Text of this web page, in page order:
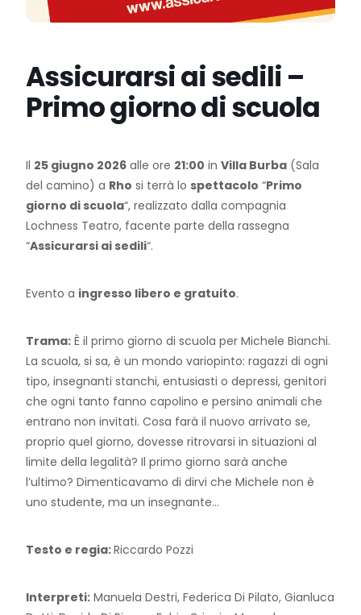
Assicurarsi ai sedili –
Primo giorno di scuola
Il 25 giugno 2026 alle ore 21:00 inVilla Burba (Sala
del camino) a Rho si terrà lo spettacolo “Primo
giorno di scuola“, realizzato dalla compagnia
Lochness Teatro, facente parte della rassegna
“Assicurarsi ai sedili“.
Evento a ingresso libero e gratuito.
Trama: È il primo giorno di scuola per Michele Bianchi.
La scuola, si sa, è un mondo variopinto: ragazzi di ogni
tipo, insegnanti stanchi, entusiasti o depressi, genitori
che ogni tanto fanno capolino e persino animali che
entrano non invitati. Cosa farà il nuovo arrivato se,
proprio quel giorno, dovesse ritrovarsi in situazioni al
limite della legalità? Il primo giorno sarà anche
l’ultimo? Dimenticavamo di dirvi che Michele non è
uno studente, ma un insegnante…
Testo e regia:Riccardo Pozzi
Interpreti: Manuela Destri, Federica Di Pilato, Gianluca